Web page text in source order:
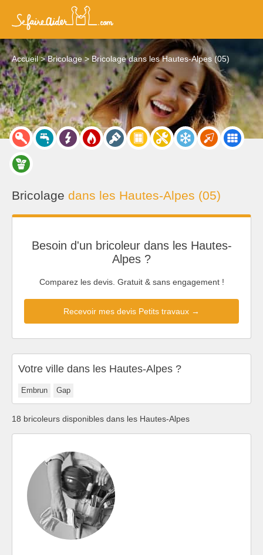
Accueil Bricolage Bricolage dans les Hautes-Alpes (05)
Bricolage dans les Hautes-Alpes (05)
Besoin d'un bricoleur dans les Hautes-
Alpes ?
Comparez les devis. Gratuit & sans engagement !
Recevoir mes devis Petits travaux →
Votre ville dans les Hautes-Alpes ?
Embrun Gap
18 bricoleurs disponibles dans les Hautes-Alpes